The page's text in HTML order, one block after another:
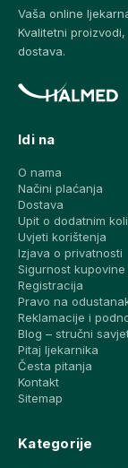
Vaša online
Kvalitetni
dostava.
Idi na
O nama
Načini plaćanja
Dostava
Upit o dodatnim
Uvjeti korištenja
Izjava o privatnosti
Sigurnost kupovine
Registracija
Pravo na
Reklamacije i
Blog – stručni
Pitaj ljekarnika
Česta pitanja
Kontakt
Sitemap
Kategorije